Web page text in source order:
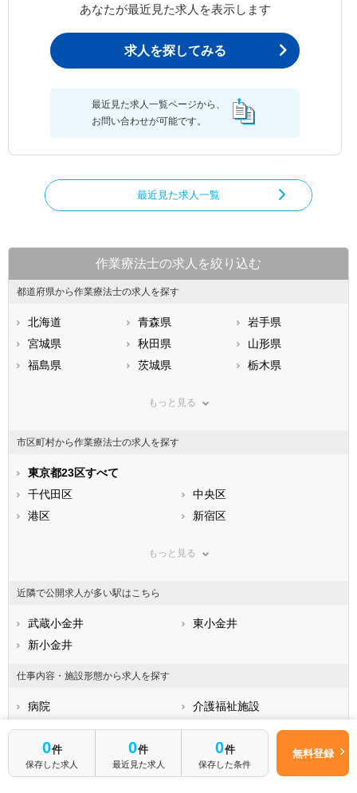
あなたが最近見た求人を表示します
求人を探してみる
最近見た求人一覧ページから、
お問い合わせが可能です。
最近見た求人一覧
0件
保存した求人
0件
最近見た求人
0件
保存した条件
無料登録
作業療法士の求人を絞り込む
都道府県から作業療法士の求人を探す
北海道 青森県
岩手県
宮城県
秋田県
山形県
福島県
茨城県
栃木県
神奈川県
石川県
福井県
静岡県
滋賀県
兵庫県
山口県
福岡県
佐賀県
熊本県
鹿児島県
もっと見る
市区町村から作業療法士の求人を探す
東京都23区すべて
千代田区
中央区
港区
新宿区
江東区
大田区
渋谷区
中野区
杉並区
足立区
葛飾区
江戸川区
市部
八王子市
立川市
もっと見る
近隣で公開求人が多い駅はこちら
武蔵小金井
東小金井
新小金井
仕事内容・施設形態から求人を探す
病院
介護福祉施設
クリニック
訪問リハビリ(在宅医療)
企業
保育園
小児リハビリ
整骨院